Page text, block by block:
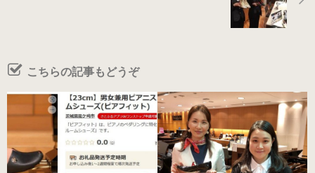
その他のカラー
こちらの記事もどうぞ